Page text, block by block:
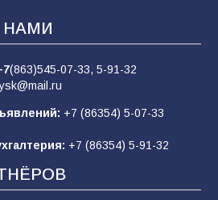
финал Всероссийского
перемена»
НАМИ
(863)545-07-33, 5-91-32
+7 (86354) 5-07-33
+7 (86354) 5-91-32